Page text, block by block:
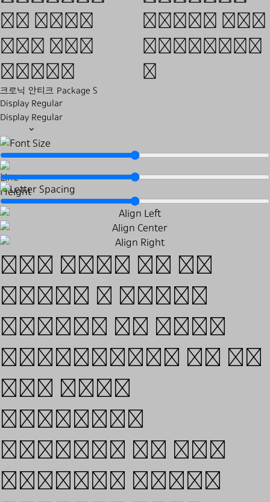
we have
for our
work,
here: lo-
ol.desig
n
크로닉 안티크 Package S
Display Regular
Display Regular
Our goal is to
bring a broad
aspect to what
typography is in
the 21st
century.
Indeed, as the
digital world